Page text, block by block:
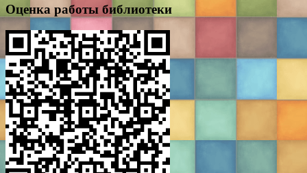
Оценка работы библиотеки